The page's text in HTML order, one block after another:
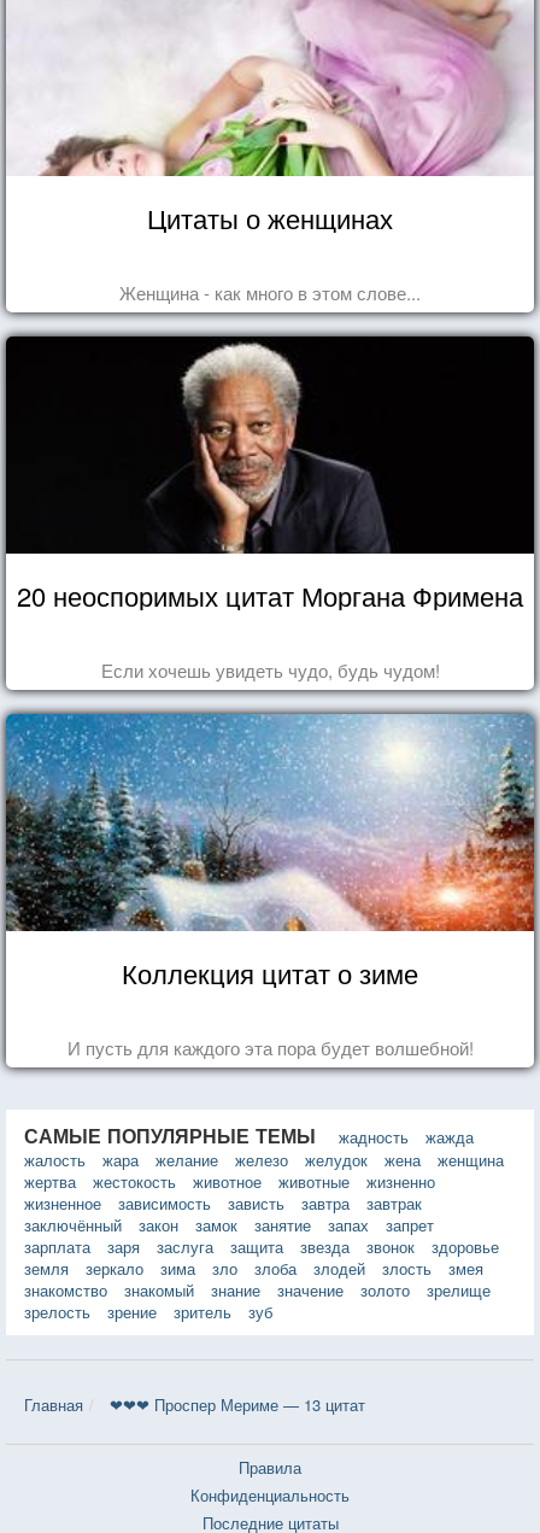
Цитаты о женщинах
Женщина - как много в этом слове...
20 неоспоримых цитат Моргана Фримена
Если хочешь увидеть чудо, будь чудом!
Коллекция цитат о зиме
И пусть для каждого эта пора будет волшебной!
САМЫЕ ПОПУЛЯРНЫЕ ТЕМЫ жадность
жажда
жалость
жара желание железо желудок жена
женщина
жертва
жестокость животное животные
жизненно
жизненное
зависимость зависть завтра
завтрак
заключённый
закон замок занятие запах
запрет
зарплата
заря заслуга защита звезда звонок
здоровье
земля
зеркало зима зло злоба злодей злость
змея
знакомство
знакомый знание значение золото
зрелище
зрелость
зрение зритель зуб
Главная ❤❤❤ Проспер Мериме — 13 цитат
Правила
Конфиденциальность
Последние цитаты